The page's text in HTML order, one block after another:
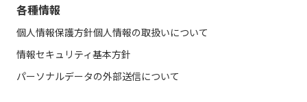
各種情報
個人情報保護方針個人情報の取扱いについて
情報セキュリティ基本方針
パーソナルデータの外部送信について